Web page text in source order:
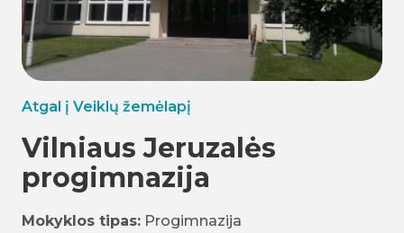
Atgal į Veiklų žemėlapį
Vilniaus Jeruzalės
progimnazija
Mokyklos tipas: Progimnazija